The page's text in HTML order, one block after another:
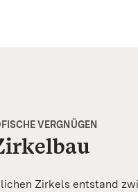
VERGNÜGEN
Zirkels entstand